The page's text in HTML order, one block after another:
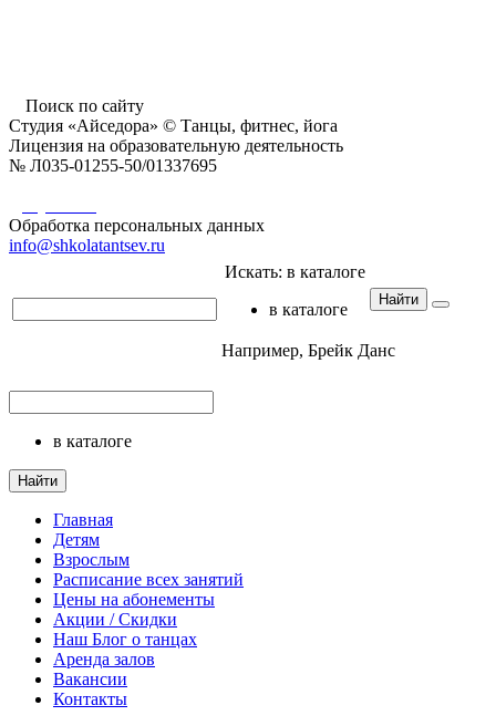
Поиск по сайту
Студия «Айседора» © Танцы, фитнес, йога
Лицензия на образовательную деятельность
№ Л035-01255-50/01337695
Обработка персональных данных
info@shkolatantsev.ru
Искать: в каталоге
в каталоге
Найти
Например, Брейк Данс
в каталоге
Найти
Главная
Детям
Взрослым
Расписание всех занятий
Цены на абонементы
Акции / Скидки
Наш Блог о танцах
Аренда залов
Вакансии
Контакты